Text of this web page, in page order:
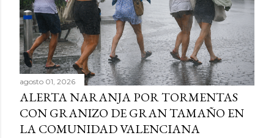
agosto 01, 2026
ALERTA NARANJA POR TORMENTAS
CON GRANIZO DE GRAN TAMAÑO EN
LA COMUNIDAD VALENCIANA